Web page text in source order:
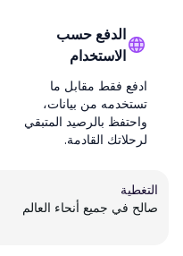
الدفع حسب
الاستخدام
ادفع فقط مقابل ما
تستخدمه من بيانات،
واحتفظ بالرصيد المتبقي
لرحلاتك القادمة.
التغطية
صالح في جميع أنحاء العالم